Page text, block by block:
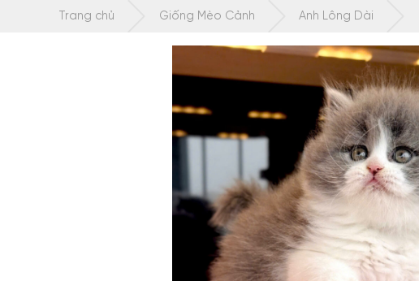
Trang chủ Giống Mèo Cảnh Anh Lông Dài